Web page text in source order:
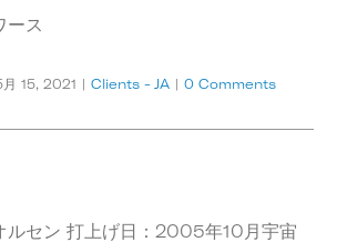
ース
月 15, 2021 | Clients - JA | 0 Comments
ルセン 打上げ日：2005年10月宇宙